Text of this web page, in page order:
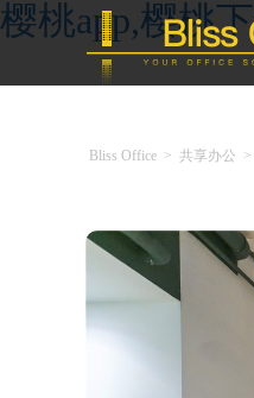
樱桃app,樱桃
Bliss Office > 共享办公 >